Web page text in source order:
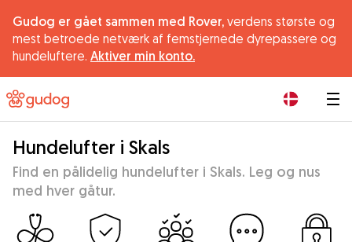
Gudog er gået sammen med Rover, verdens største og
mest betroede netværk af femstjernede dyrepassere og
hundeluftere. Aktiver min konto.
Hundelufter i Skals
Find en pålidelig hundelufter i Skals. Leg og nus
med hver gåtur.